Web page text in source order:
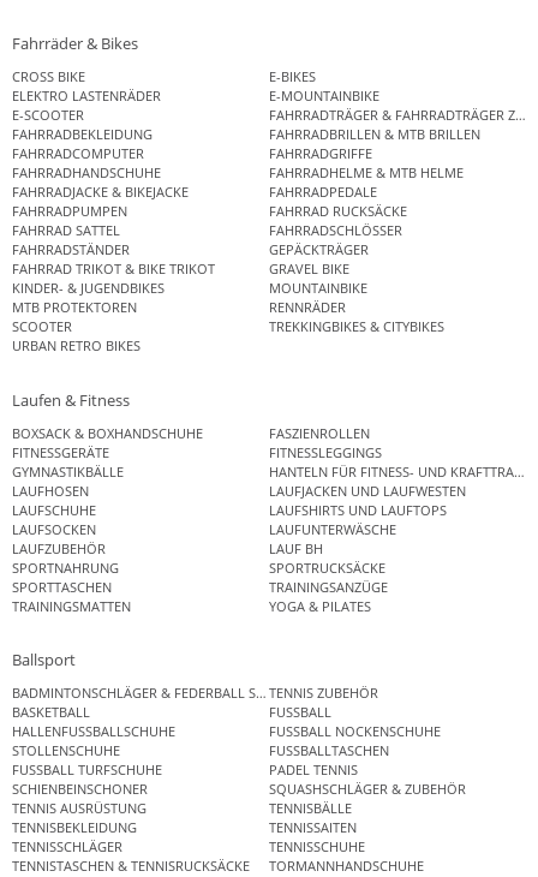
Fahrräder & Bikes
CROSS BIKE
E-BIKES
ELEKTRO LASTENRÄDER
E-MOUNTAINBIKE
E-SCOOTER
FAHRRADTRÄGER & FAHRRADTRÄGER
FAHRRADBEKLEIDUNG
FAHRRADBRILLEN & MTB BRILLEN
FAHRRADCOMPUTER
FAHRRADGRIFFE
FAHRRADHANDSCHUHE
FAHRRADHELME & MTB HELME
FAHRRADJACKE & BIKEJACKE
FAHRRADPEDALE
FAHRRADPUMPEN
FAHRRAD RUCKSÄCKE
FAHRRAD SATTEL
FAHRRADSCHLÖSSER
FAHRRADSTÄNDER
GEPÄCKTRÄGER
FAHRRAD TRIKOT & BIKE TRIKOT
GRAVEL BIKE
KINDER- & JUGENDBIKES
MOUNTAINBIKE
MTB PROTEKTOREN
RENNRÄDER
SCOOTER
TREKKINGBIKES & CITYBIKES
URBAN RETRO BIKES
Laufen & Fitness
BOXSACK & BOXHANDSCHUHE
FASZIENROLLEN
FITNESSGERÄTE
FITNESSLEGGINGS
GYMNASTIKBÄLLE
HANTELN FÜR FITNESS- UND
LAUFHOSEN
LAUFJACKEN UND LAUFWESTEN
LAUFSCHUHE
LAUFSHIRTS UND LAUFTOPS
LAUFSOCKEN
LAUFUNTERWÄSCHE
LAUFZUBEHÖR
LAUF BH
SPORTNAHRUNG
SPORTRUCKSÄCKE
SPORTTASCHEN
TRAININGSANZÜGE
TRAININGSMATTEN
YOGA & PILATES
Ballsport
BADMINTONSCHLÄGER & FEDERBALL SETSTENNIS ZUBEHÖR
BASKETBALL
FUSSBALL
HALLENFUSSBALLSCHUHE
FUSSBALL NOCKENSCHUHE
STOLLENSCHUHE
FUSSBALLTASCHEN
FUSSBALL TURFSCHUHE
PADEL TENNIS
SCHIENBEINSCHONER
SQUASHSCHLÄGER & ZUBEHÖR
TENNIS AUSRÜSTUNG
TENNISBÄLLE
TENNISBEKLEIDUNG
TENNISSAITEN
TENNISSCHLÄGER
TENNISSCHUHE
TENNISTASCHEN & TENNISRUCKSÄCKE
TORMANNHANDSCHUHE